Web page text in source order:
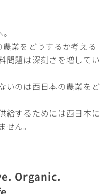
業をどうするか考える
問題は深刻さを増してい
いのは西日本の農業をど
給するためには西日本に
ん。
Organic.